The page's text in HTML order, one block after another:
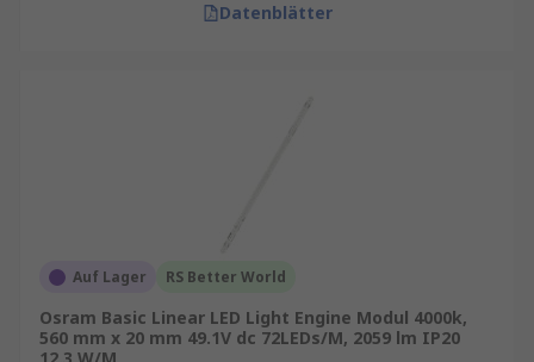
Datenblätter
Auf Lager RS Better World
Osram Basic Linear LED Light Engine Modul 4000k,
560 mm x 20 mm 49.1V dc 72LEDs/M, 2059 lm IP20